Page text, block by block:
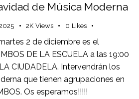
de Música Moderna
2K Views 0 Likes
2 de diciembre es el
DE LA ESCUELA a las 19:00
CIUDADELA. Intervendrán los
que tienen agrupaciones en
Os esperamos!!!!!